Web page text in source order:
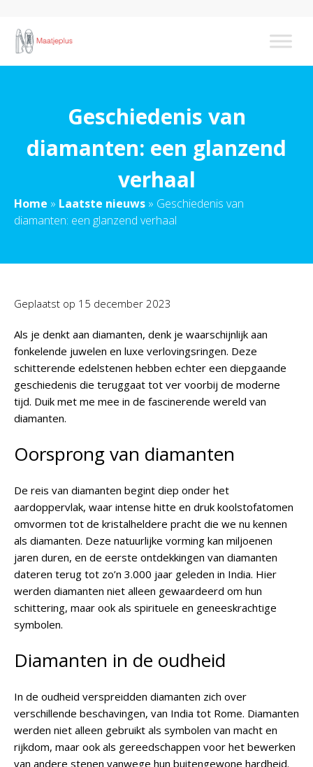
Geschiedenis van
diamanten: een glanzend
verhaal
Home » Laatste nieuws » Geschiedenis van
diamanten: een glanzend verhaal
Geplaatst op 15 december 2023
Als je denkt aan diamanten, denk je waarschijnlijk aan
fonkelende juwelen en luxe verlovingsringen. Deze
schitterende edelstenen hebben echter een diepgaande
geschiedenis die teruggaat tot ver voorbij de moderne
tijd. Duik met me mee in de fascinerende wereld van
diamanten.
Oorsprong van diamanten
De reis van diamanten begint diep onder het
aardoppervlak, waar intense hitte en druk koolstofatomen
omvormen tot de kristalheldere pracht die we nu kennen
als diamanten. Deze natuurlijke vorming kan miljoenen
jaren duren, en de eerste ontdekkingen van diamanten
dateren terug tot zo’n 3.000 jaar geleden in India. Hier
werden diamanten niet alleen gewaardeerd om hun
schittering, maar ook als spirituele en geneeskrachtige
symbolen.
Diamanten in de oudheid
In de oudheid verspreidden diamanten zich over
verschillende beschavingen, van India tot Rome. Diamanten
werden niet alleen gebruikt als symbolen van macht en
rijkdom, maar ook als gereedschappen voor het bewerken
van andere stenen vanwege hun buitengewone hardheid.